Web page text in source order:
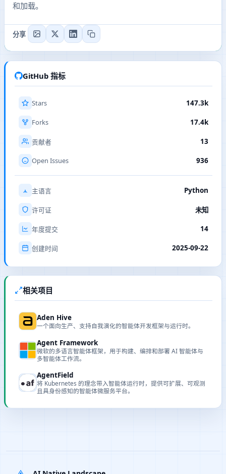
和加载。
分享
GitHub 指标
Stars 147.3k
Forks 17.4k
贡献者 13
Open Issues 936
主语言 Python
许可证 未知
年度提交 14
创建时间 2025-09-22
相关项目
Aden Hive
一个面向生产、支持自我演化的智能体开发框架与运行时。
Agent Framework
微软的多语言智能体框架，用于构建、编排和部署 AI 智能体与
多智能体工作流。
AgentField
将 Kubernetes 的理念带入智能体运行时，提供可扩展、可观测
且具身份感知的智能体微服务平台。